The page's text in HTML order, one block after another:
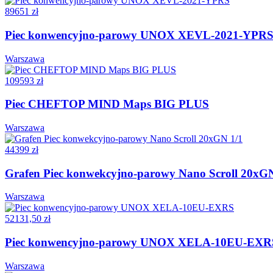
89651 zł
Piec konwencyjno-parowy UNOX XEVL-2021-YPRS
Warszawa
109593 zł
Piec CHEFTOP MIND Maps BIG PLUS
Warszawa
44399 zł
Grafen Piec konwekcyjno-parowy Nano Scroll
Warszawa
52131,50 zł
Piec konwencyjno-parowy UNOX XELA-10EU-
Warszawa